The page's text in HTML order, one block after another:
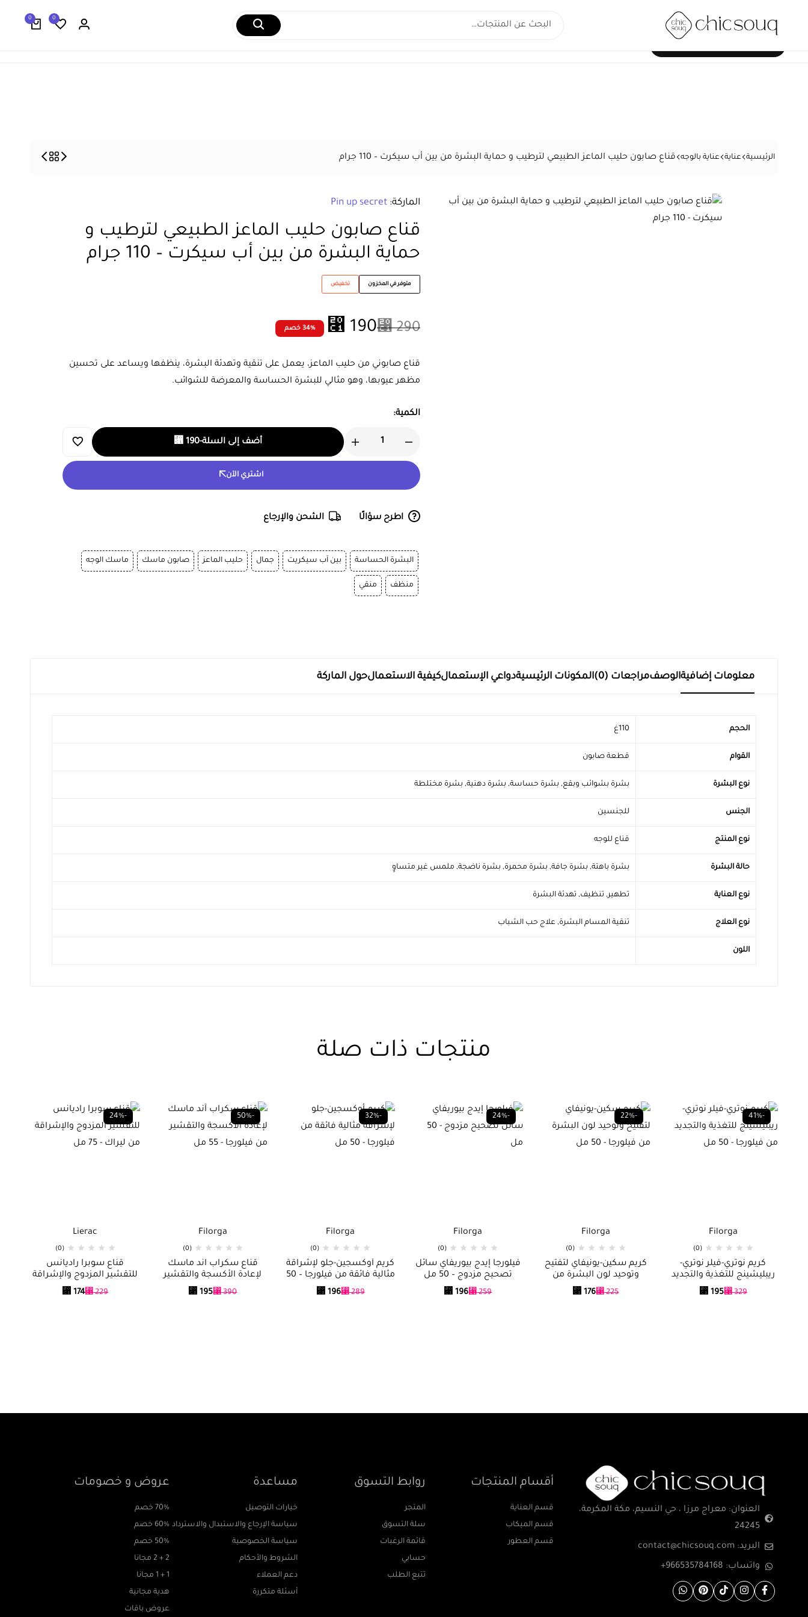
السعودية
0
0
الرئيسية عناية عناية بالوجه قناع صابون حليب الماعز الطبيعي لترطيب و حماية البشرة من بين أب سيكرت – 110 جرام
الماركة: Pin up secret
قناع صابون حليب الماعز الطبيعي لترطيب و
حماية البشرة من بين أب سيكرت – 110 جرام
متوفر في المخزون تخفيض
⃁290
⃁ 190 34% خصم
قناع صابوني من حليب الماعز، يعمل على تنقية وتهدئة البشرة، ينظفها ويساعد على تحسين
مظهر عيوبها، وهو مثالي للبشرة الحساسة والمعرضة للشوائب.
الكمية:
أضف إلى السلة-
⃁ 190
اشتري الآن
اطرح سؤالًا الشحن والإرجاع
البشرة الحساسة بين آب سيكريت جمال حليب الماعز صابون ماسك ماسك الوجه
منظف منقي
معلومات إضافيةالوصفمراجعات (0) المكونات الرئيسيةدواعي الإستعمالكيفية الاستعمالحول الماركة
الحجم 110غ
القوام قطعة صابون
نوع البشرة بشرة بشوائب وبقع, بشرة حساسة, بشرة دهنية, بشرة مختلطة
الجنس للجنسين
نوع المنتج قناع للوجه
حالة البشرة بشرة باهتة, بشرة جافة, بشرة محمرة, بشرة ناضجة, ملمس غير متساوٍ
نوع العناية تطهير, تنظيف, تهدئة البشرة
نوع العلاج تنقية المسام البشرة, علاج حب الشباب
اللون
منتجات ذات صلة
-41%
Filorga
(0)
كريم نوتري-فيلر نوتري-
ريبليشينج للتغذية والتجديد
من فيلورجا – 50 مل
⃁329
⃁ 195
-22%
Filorga
(0)
كريم سكين-يونيفاي لتفتيح
وتوحيد لون البشرة من
فيلورجا – 50 مل
⃁225
⃁ 176
-24%
Filorga
(0)
فيلورجا إيدج بيوريفاي سائل
تصحيح مزدوج – 50 مل
⃁259
⃁ 196
-32%
Filorga
(0)
كريم أوكسجين-جلو لإشراقة
مثالية فائقة من فيلورجا – 50
مل
⃁289
⃁ 196
-50%
Filorga
(0)
قناع سكراب آند ماسك
لإعادة الأكسجة والتقشير
من فيلورجا – 55 مل
⃁390
⃁ 195
-24%
Lierac
(0)
قناع سوبرا راديانس
للتقشير المزدوج والإشراقة
من ليراك – 75 مل
⃁229
⃁ 174
العنوان: معراج مرزا ، حي النسيم، مكة المكرمة،
24245
البريد: contact@chicsouq.com
واتساب: 966535784168+
أقسام المنتجات
قسم العناية
قسم الميكاب
قسم العطور
روابط التسوق
المتجر
سلة التسوق
قائمة الرغبات
حسابي
تتبع الطلب
مساعدة
خيارات التوصيل
سياسة الإرجاع والاستبدال والاسترداد
سياسة الخصوصية
الشروط والأحكام
دعم العملاء
أسئلة متكررة
عروض و خصومات
70% خصم
60% خصم
50% خصم
2 + 2 مجانا
1 + 1 مجانا
هدية مجانية
عروض باقات